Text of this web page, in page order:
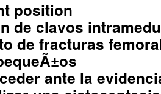
position
de clavos
de fracturas
ante la